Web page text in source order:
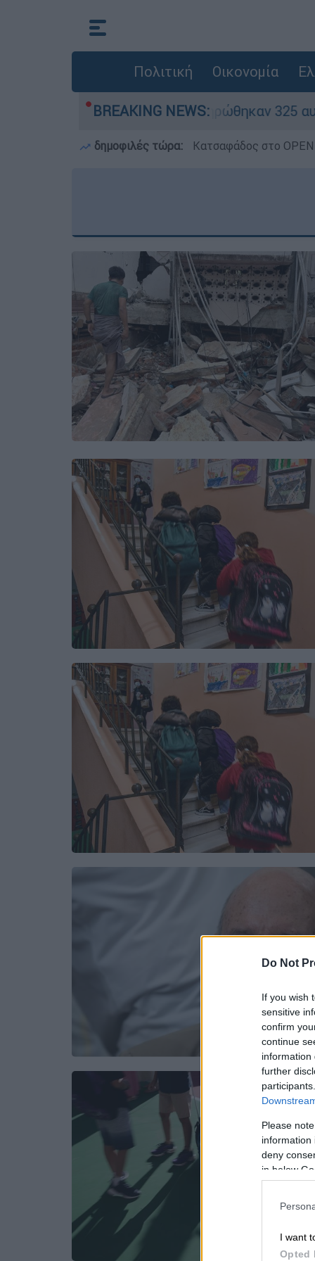
Do Not
If you wish
sensitive
confirm
continue
information
further
Please
information
deny
in below
I want
Opted
Πολιτική Οικονομία
BREAKING NEWS:
- Ολοκληρώθηκαν 325 αυτοψίες στις
δημοφιλές τώρα: Κατσαφάδος στο